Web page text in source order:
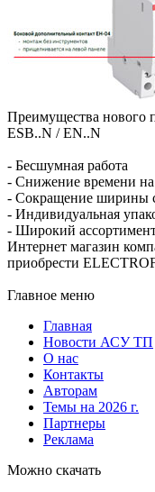
Преимущества нового
ESB..N / EN..N
- Бесшумная работа
- Снижение времени
- Сокращение ширины
- Индивидуальная
- Широкий
Интернет магазин
приобрести
Главное меню
Главная
Новости АСУ ТП
О нас
Контакты
Авторам
Темы на 2026 г.
Партнеры
Реклама
Можно скачать